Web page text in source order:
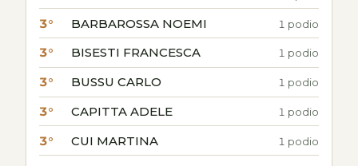
3° BARBAROSSA NOEMI 1 podio
3° BISESTI FRANCESCA 1 podio
3° BUSSU CARLO 1 podio
3° CAPITTA ADELE 1 podio
3° CUI MARTINA 1 podio